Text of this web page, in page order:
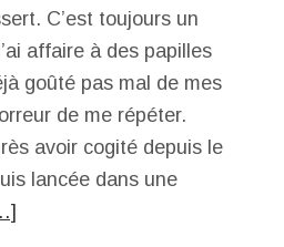
C’est toujours un
affaire à des papilles
goûté pas mal de mes
de me répéter.
avoir cogité depuis le
lancée dans une